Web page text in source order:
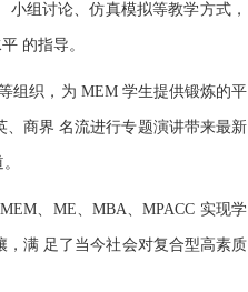
组讨论、仿真模拟等教学方式，
的指导。
组织，为 MEM 学生提供锻炼的平
商界 名流进行专题演讲带来最新
、ME、MBA、MPACC 实现学
满 足了当今社会对复合型高素质